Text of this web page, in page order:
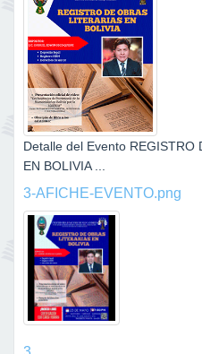
Detalle del Evento REGISTRO
EN BOLIVIA ...
3-AFICHE-EVENTO.png